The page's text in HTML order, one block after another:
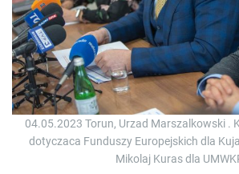
04.05.2023 Torun, Urzad Marszalkowski .
dotyczaca Funduszy Europejskich dla
Mikolaj Kuras dla